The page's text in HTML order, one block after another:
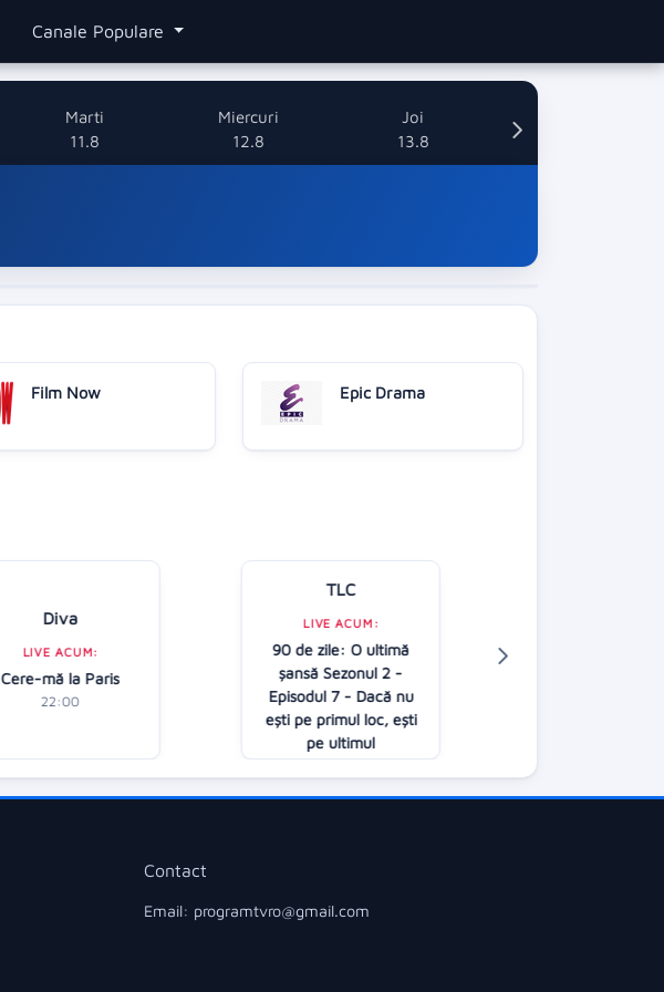
Canale Populare
Marti
11.8
Miercuri
12.8
Joi
13.8
Film Now Epic Drama
Diva
LIVE ACUM:
Cere-mă la Paris
22:00
TLC
LIVE ACUM:
90 de zile: O ultimă
șansă Sezonul 2 -
Episodul 7 - Dacă nu
ești pe primul loc, ești
pe ultimul
22:00
Contact
Email: programtvro@gmail.com